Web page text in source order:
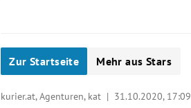
Zur Startseite Mehr aus Stars
kurier.at, Agenturen, kat | 31.10.2020, 17:09